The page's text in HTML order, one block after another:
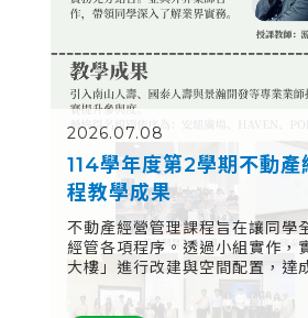
2026.07.08
114學年度第2學期不動產
程教學成果
不動產經營管理課程旨在讓同學
經管各項程序。透過小組實作，
大樓」進行改建與空間配置，達
理論與實務充分結合。並與外界
同學深入了解業界實務。